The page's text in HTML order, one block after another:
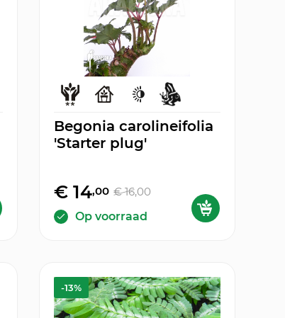
Begonia carolineifolia
'Starter plug'
€ 14,00 € 16,00
Op voorraad
-13%